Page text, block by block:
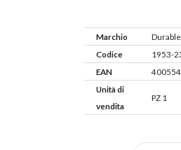
Marchio
Durable
Codice
1953-
EAN
Unità di
vendita
PZ 1